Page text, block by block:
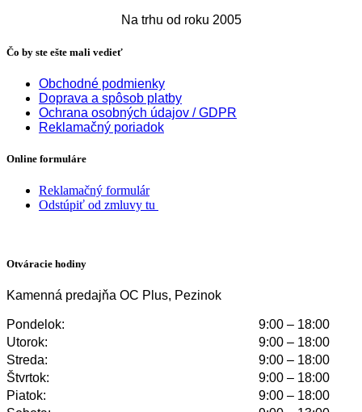
Na trhu od roku 2005
Čo by ste ešte mali vedieť
Obchodné podmienky
Doprava a spôsob platby
Ochrana osobných údajov / GDPR
Reklamačný poriadok
Online formuláre
Reklamačný formulár
Odstúpiť od zmluvy tu
Otváracie hodiny
Kamenná predajňa OC Plus, Pezinok
Pondelok:
9:00 – 18:00
Utorok:
9:00 – 18:00
Streda:
9:00 – 18:00
Štvrtok:
9:00 – 18:00
Piatok:
9:00 – 18:00